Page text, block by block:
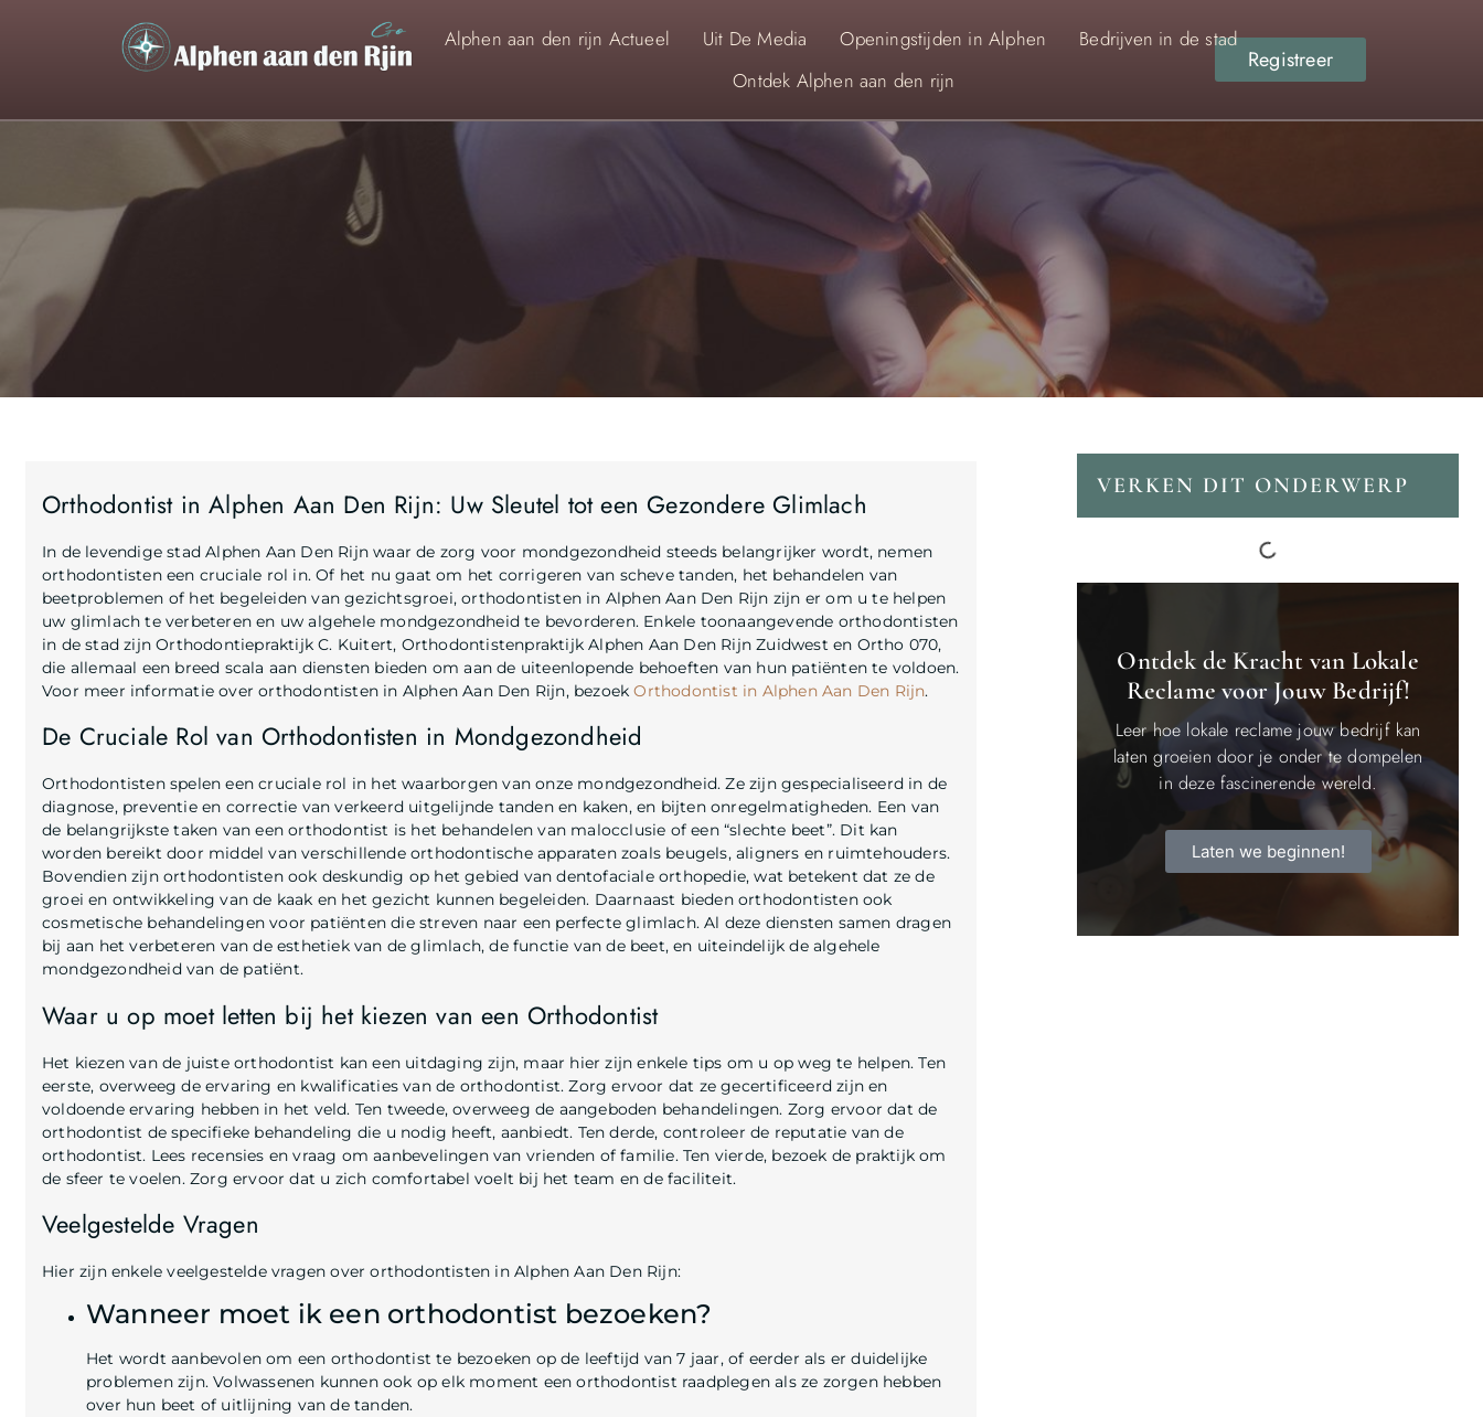
Alphen aan den rijn Actueel Uit De Media Openingstijden in Alphen
Bedrijven in de stad
Ontdek Alphen aan den rijn
Registreer
Orthodontist in Alphen Aan Den Rijn: Uw Sleutel tot een Gezondere Glimlach
In de levendige stad Alphen Aan Den Rijn waar de zorg voor mondgezondheid steeds belangrijker wordt, nemen
orthodontisten een cruciale rol in. Of het nu gaat om het corrigeren van scheve tanden, het behandelen van
beetproblemen of het begeleiden van gezichtsgroei, orthodontisten in Alphen Aan Den Rijn zijn er om u te helpen
uw glimlach te verbeteren en uw algehele mondgezondheid te bevorderen. Enkele toonaangevende orthodontisten
in de stad zijn Orthodontiepraktijk C. Kuitert, Orthodontistenpraktijk Alphen Aan Den Rijn Zuidwest en Ortho 070,
die allemaal een breed scala aan diensten bieden om aan de uiteenlopende behoeften van hun patiënten te voldoen.
Voor meer informatie over orthodontisten in Alphen Aan Den Rijn, bezoekOrthodontist in Alphen Aan Den Rijn.
De Cruciale Rol van Orthodontisten in Mondgezondheid
Orthodontisten spelen een cruciale rol in het waarborgen van onze mondgezondheid. Ze zijn gespecialiseerd in de
diagnose, preventie en correctie van verkeerd uitgelijnde tanden en kaken, en bijten onregelmatigheden. Een van
de belangrijkste taken van een orthodontist is het behandelen van malocclusie of een “slechte beet”. Dit kan
worden bereikt door middel van verschillende orthodontische apparaten zoals beugels, aligners en ruimtehouders.
Bovendien zijn orthodontisten ook deskundig op het gebied van dentofaciale orthopedie, wat betekent dat ze de
groei en ontwikkeling van de kaak en het gezicht kunnen begeleiden. Daarnaast bieden orthodontisten ook
cosmetische behandelingen voor patiënten die streven naar een perfecte glimlach. Al deze diensten samen dragen
bij aan het verbeteren van de esthetiek van de glimlach, de functie van de beet, en uiteindelijk de algehele
mondgezondheid van de patiënt.
Waar u op moet letten bij het kiezen van een Orthodontist
Het kiezen van de juiste orthodontist kan een uitdaging zijn, maar hier zijn enkele tips om u op weg te helpen. Ten
eerste, overweeg de ervaring en kwalificaties van de orthodontist. Zorg ervoor dat ze gecertificeerd zijn en
voldoende ervaring hebben in het veld. Ten tweede, overweeg de aangeboden behandelingen. Zorg ervoor dat de
orthodontist de specifieke behandeling die u nodig heeft, aanbiedt. Ten derde, controleer de reputatie van de
orthodontist. Lees recensies en vraag om aanbevelingen van vrienden of familie. Ten vierde, bezoek de praktijk om
de sfeer te voelen. Zorg ervoor dat u zich comfortabel voelt bij het team en de faciliteit.
Veelgestelde Vragen
Hier zijn enkele veelgestelde vragen over orthodontisten in Alphen Aan Den Rijn:
Wanneer moet ik een orthodontist bezoeken?
Het wordt aanbevolen om een orthodontist te bezoeken op de leeftijd van 7 jaar, of eerder als er duidelijke
problemen zijn. Volwassenen kunnen ook op elk moment een orthodontist raadplegen als ze zorgen hebben
over hun beet of uitlijning van de tanden.
VERKEN DIT ONDERWERP
Ontdek de Kracht van Lokale
Reclame voor Jouw Bedrijf!
Leer hoe lokale reclame jouw bedrijf kan
laten groeien door je onder te dompelen
in deze fascinerende wereld.
Laten we beginnen!